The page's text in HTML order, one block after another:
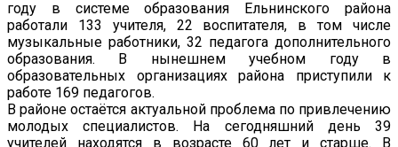
году в системе образования Ельнинского района
работали 133 учителя, 22 воспитателя, в том числе
музыкальные работники, 32 педагога дополнительного
образования. В нынешнем учебном году в
образовательных организациях района приступили к
работе 169 педагогов.
В районе остаётся актуальной проблема по привлечению
молодых специалистов. На сегодняшний день 39
учителей находятся в возрасте 60 лет и старше. В